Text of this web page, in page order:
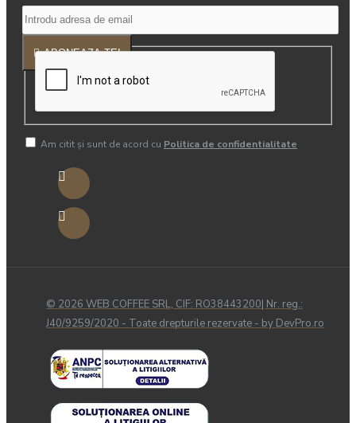
ABONEAZA-TE!
Am citit şi sunt de acord cu Politica de confidentialitate
© 2026 WEB COFFEE SRL, CIF: RO38443200| Nr. reg.:
J40/9259/2020 - Toate drepturile rezervate - by DevPro.ro